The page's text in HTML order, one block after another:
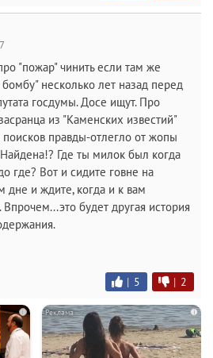
"пожар" чинить если там же
несколько лет назад перед
госдумы. Досе ищут. Про
из "Каменских известий"
поисков правды-отлегло от жопы
Где ты милок был когда
где? Вот и сидите говне на
дне и ждите, когда и к вам
Впрочем...это будет другая история
| 5 | 2
i i